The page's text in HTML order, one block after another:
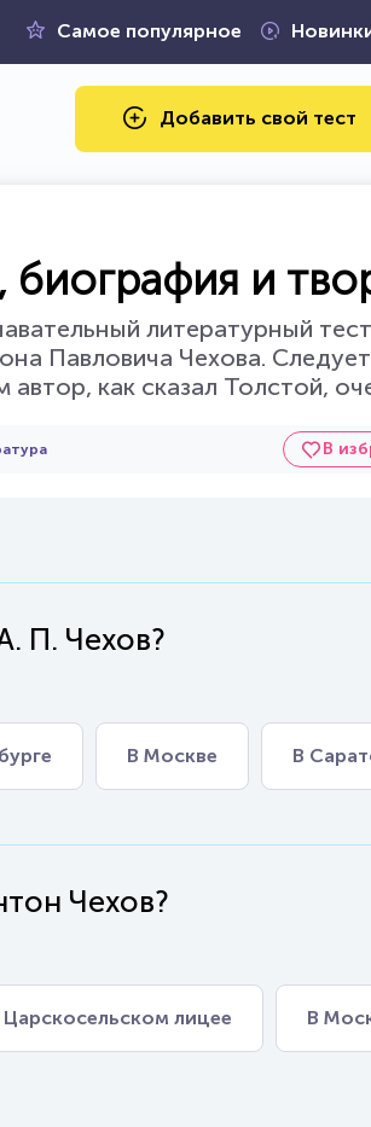
Самое популярное
Добавить свой тест
биография и
литературный
Павловича Чехова.
автор, как сказал Толстой,
В
П. Чехов?
В Москве В
Чехов?
Царскосельском лицее В